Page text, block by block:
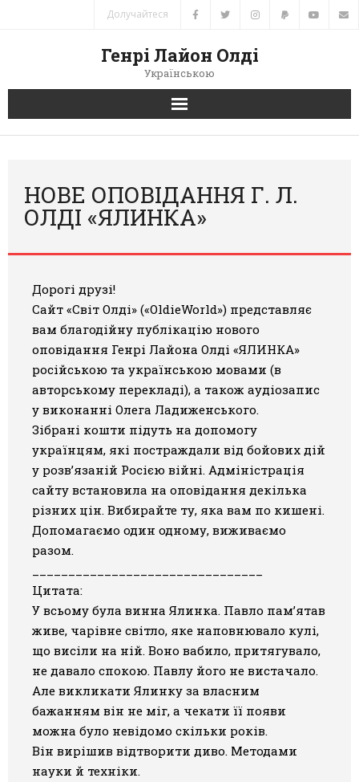
Долучайтеся
Генрі Лайон Олді
Українською
Головна
Автори
Книги
Переклади
Галерея
Світ Олді
НОВЕ ОПОВІДАННЯ Г. Л.
ОЛДІ «ЯЛИНКА»
Дорогі друзі!
Сайт «Світ Олді» («OldieWorld») представляє
вам благодійну публікацію нового
оповідання Генрі Лайона Олді «ЯЛИНКА»
російською та українською мовами (в
авторському перекладі), а також аудіозапис
у виконанні Олега Ладиженського.
Зібрані кошти підуть на допомогу
українцям, які постраждали від бойових дій
у розв’язаній Росією війні. Адміністрація
сайту встановила на оповідання декілька
різних цін. Вибирайте ту, яка вам по кишені.
Допомагаємо один одному, виживаємо
разом.
Цитата:
У всьому була винна Ялинка. Павло пам’ятав
живе, чарівне світло, яке наповнювало кулі,
що висіли на ній. Воно вабило, притягувало,
не давало спокою. Павлу його не вистачало.
Але викликати Ялинку за власним
бажанням він не міг, а чекати її появи
можна було невідомо скільки років.
Він вирішив відтворити диво. Методами
науки й техніки.